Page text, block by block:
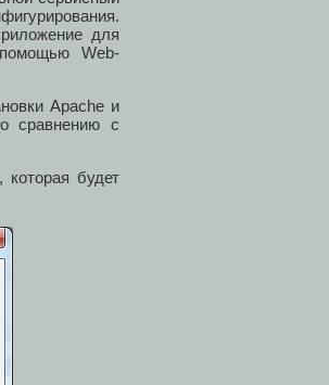
для
Web-
Apache и
сравнению с
будет